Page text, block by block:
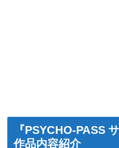
『PSYCHO-PASS
作品内容紹介